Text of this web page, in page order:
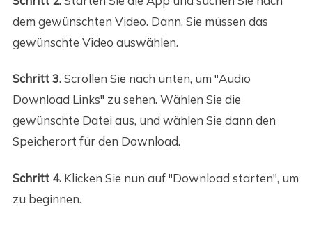
dem gewünschten Video. Dann, Sie müssen das
gewünschte Video auswählen.
Schritt 3.Scrollen Sie nach unten, um "Audio
Download Links" zu sehen. Wählen Sie die
gewünschte Datei aus, und wählen Sie dann den
Speicherort für den Download.
Schritt 4.Klicken Sie nun auf "Download starten", um
zu beginnen.